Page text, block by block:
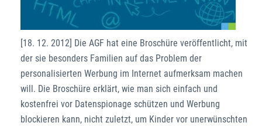
[18. 12. 2012] Die AGF hat eine Broschüre veröffentlicht, mit
der sie besonders Familien auf das Problem der
personalisierten Werbung im Internet aufmerksam machen
will. Die Broschüre erklärt, wie man sich einfach und
kostenfrei vor Datenspionage schützen und Werbung
blockieren kann, nicht zuletzt, um Kinder vor unerwünschten